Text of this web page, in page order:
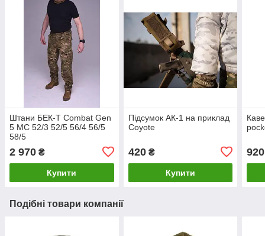
Штани БЕК-Т Combat Gen
5 МС 52/3 52/5 56/4 56/5
58/5
2 970 ₴
Купити
Підсумок АК-1 на приклад
Coyote
420₴
Купити
920
Подібні товари компанії